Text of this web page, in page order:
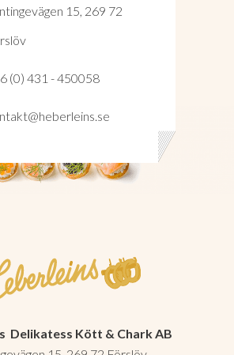
15, 269 72
(0) 431 - 450058
Delikatess Kött & Chark AB